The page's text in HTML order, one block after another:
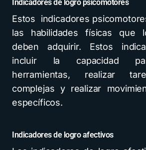
Indicadores de logro psicomotores
Estos indicadores
las habilidades físicas que
deben adquirir. Estos
incluir la capacidad
herramientas, realizar
complejas y realizar
específicos.
Indicadores de logro afectivos